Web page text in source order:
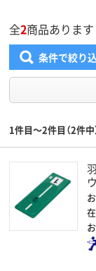
全2商品あります
条件で絞り
1件目～2件目（2件中